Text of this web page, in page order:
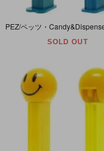
SOLD OUT